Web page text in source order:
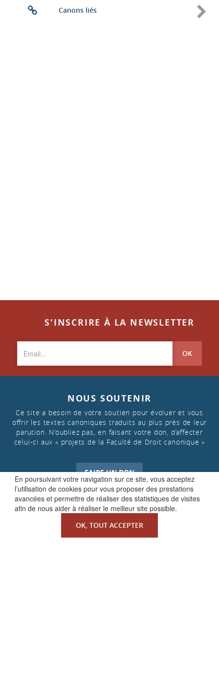
En poursuivant votre navigation sur ce site, vous acceptez
l’utilisation de cookies pour vous proposer des prestations
avancées et permettre de réaliser des statistiques de visites
afin de nous aider à réaliser le meilleur site possible.
OK, TOUT ACCEPTER
Canons liés
S'INSCRIRE À LA NEWSLETTER
OK
NOUS SOUTENIR
Ce site a besoin de votre soutien pour évoluer et vous
offrir les textes canoniques traduits au plus près de leur
parution. N’oubliez pas, en faisant votre don, d’affecter
celui-ci aux « projets de la Faculté de Droit canonique »
FAIRE UN DON